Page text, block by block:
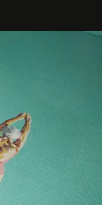
moda.